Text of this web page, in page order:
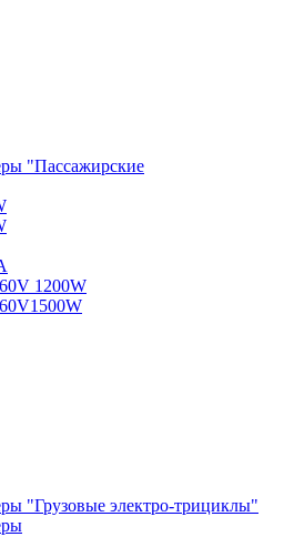
"Пассажирские
1200W
"Грузовые электро‑трициклы"